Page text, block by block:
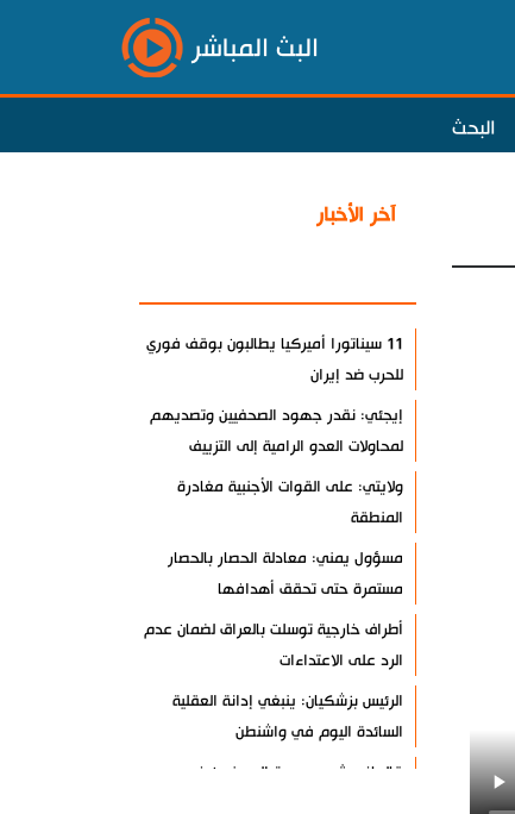
البث المباشر
البحث
آخر الأخبار
11 سيناتورا أميركيا يطالبون بوقف فوري
للحرب ضد إيران
إيجئي: نقدر جهود الصحفيين وتصديهم
لمحاولات العدو الرامية إلى التزييف
ولايتي: على القوات الأجنبية مغادرة
المنطقة
مسؤول يمني: معادلة الحصار بالحصار
مستمرة حتى تحقق أهدافها
أطراف خارجية توسلت بالعراق لضمان عدم
الرد على الاعتداءات
الرئيس بزشكيان: ينبغي إدانة العقلية
السائدة اليوم في واشنطن
قاليباف يشيد بمهمة الصحفيين في